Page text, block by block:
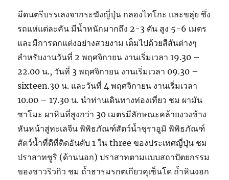
มีดนตรีบรรเลงจากระฆังญี่ปุ่น กลองไทโกะ และขลุ่ย ซึ่ง
รถแห่แต่ละคัน มีน้ำหนักมากถึง 2-3 ตัน สูง 5-6 เมตร
และมีการตกแต่งอย่างสวยงาม เต็มไปด้วยสีสันต่างๆ
สำหรับงานวันที่ 2 พฤศจิกายน งานเริ่มเวลา 19.30 –
22.00 น., วันที่ 3 พฤศจิกายน งานเริ่มเวลา 09.30 –
sixteen.30 น. และวันที่ 4 พฤศจิกายน งานเริ่มเวลา
10.00 – 17.30 น. นำท่านเดินทางท่องเที่ยว ชม ผามัน
ซาโมะ ผาหินที่สูงกว่า 30 เมตรมีลักษณะคล้ายงวงช้าง
หันหน้าสู่ทะเลจีน พิพิธภัณฑ์สัตว์น้ำชุราอูมิ พิพิธภัณฑ์
สัตว์น้ำที่ดีที่ติดอันดับ 1 ใน three ของประเทศญี่ปุ่น ชม
ปราสาทชูริ (ด้านนอก) ปราสาทตามแบบสถาปัตยกรรม
ของชาวริวกิว ชม ถ้ำธารมรกตเกียวคุเซ็นโด ถ้ำหินงอก